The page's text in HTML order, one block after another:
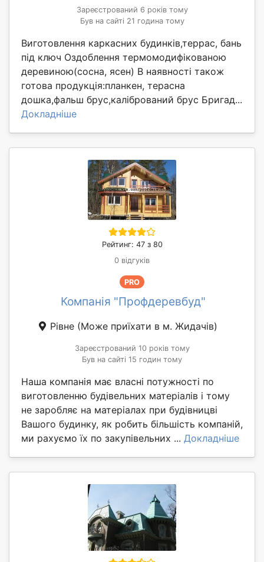
Зареєстрований 6 років тому
Був на сайті 21 година тому
Виготовлення каркасних будинків,террас, бань
під ключ Оздоблення термомодифікованою
деревиною(сосна, ясен) В наявності також
готова продукція:планкен, терасна
дошка,фальш брус,калібрований брус Бригад...
Докладніше
Рейтинг: 47 з 80
0 відгуків
PRO
Компанія "Профдеревбуд"
Рівне (Може приїхати в м. Жидачів)
Зареєстрований 10 років тому
Був на сайті 15 годин тому
Наша компанія має власні потужності по
виготовленню будівельних матеріалів і тому
не заробляє на матеріалах при будівницві
Вашого будинку, як робить більшість компаній,
ми рахуємо їх по закупівельних ... Докладніше